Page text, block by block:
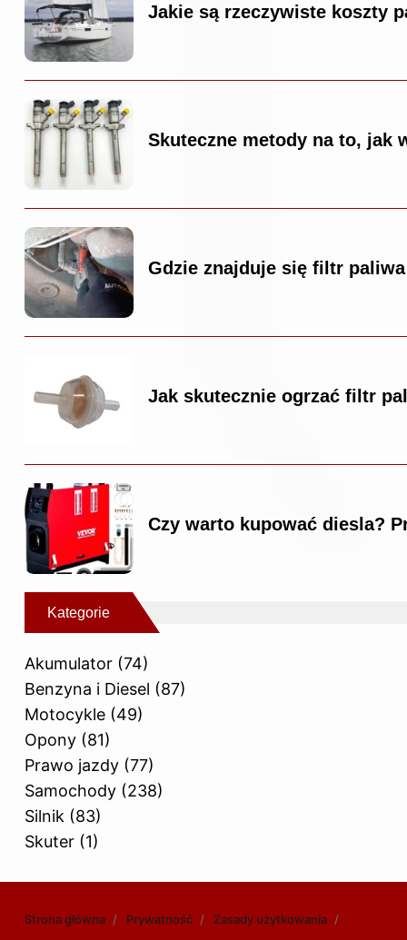
Jakie są rzeczywiste koszty
Skuteczne metody na to, jak
Gdzie znajduje się filtr
Jak skutecznie ogrzać filtr
Czy warto kupować diesla?
Kategorie
Akumulator (74)
Benzyna i Diesel (87)
Motocykle (49)
Opony (81)
Prawo jazdy (77)
Samochody (238)
Silnik (83)
Skuter (1)
Strona główna Prywatność
Zasady użytkowania